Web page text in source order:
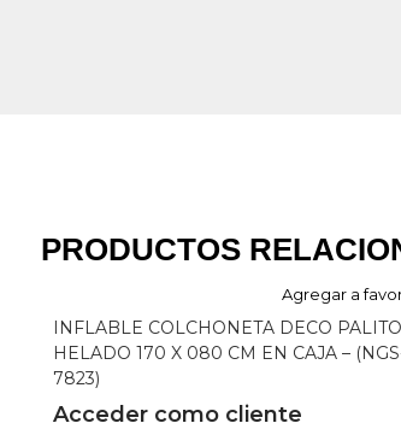
PRODUCTOS
INFLABLE COLCHONETA DECO PALITO
HELADO 170 X 080 CM EN CAJA –
7823)
Acceder como cliente
Agregar a